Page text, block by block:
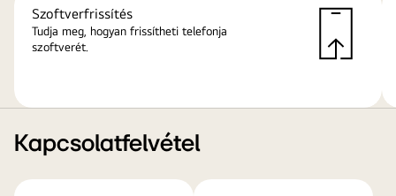
Szoftverfrissítés
Tudja meg, hogyan frissítheti telefonja
szoftverét.
Kapcsolatfelvétel